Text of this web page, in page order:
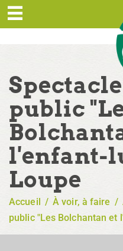
public
l'enfant-
Loupe
Accueil / À voir, à faire /
public "Les Bolchantan et